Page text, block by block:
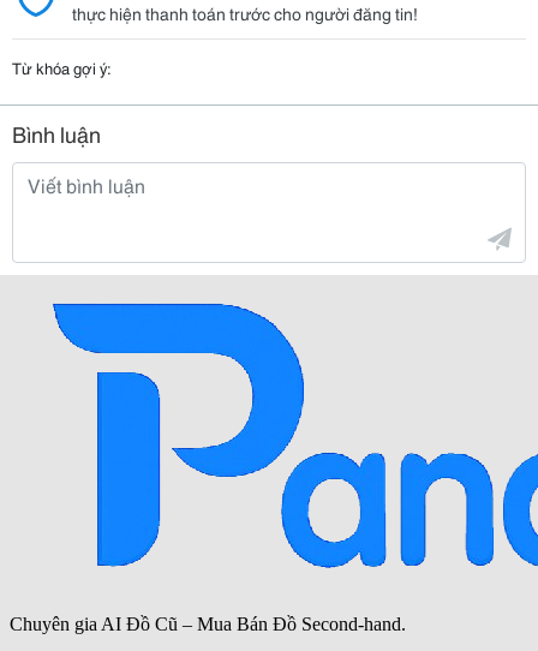
thực hiện thanh toán trước cho người đăng tin!
Từ khóa gợi ý:
Bình luận